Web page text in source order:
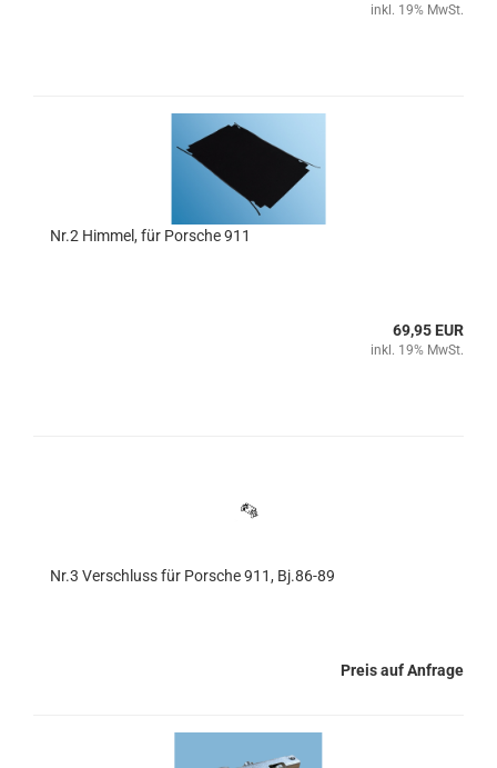
inkl. 19% MwSt.
Nr.2 Himmel, für Porsche 911
69,95 EUR
inkl. 19% MwSt.
Nr.3 Verschluss für Porsche 911, Bj.86-89
Preis auf Anfrage